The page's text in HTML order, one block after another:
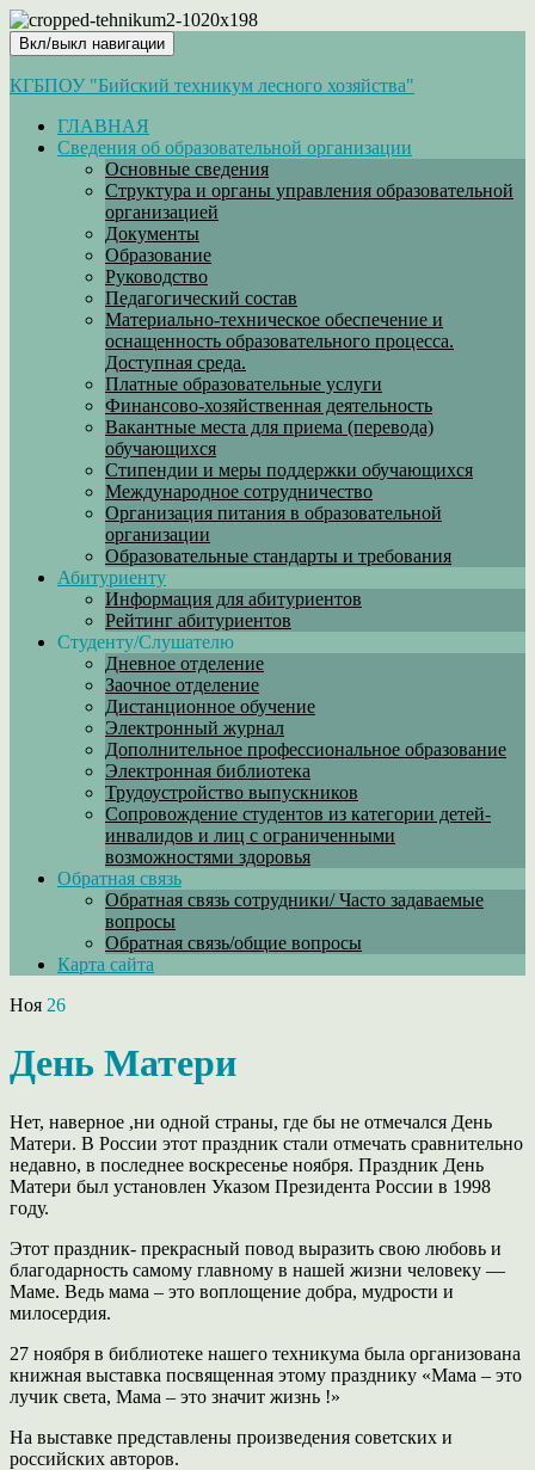
Вкл/выкл навигации
КГБПОУ "Бийский техникум лесного хозяйства"
ГЛАВНАЯ
Сведения об образовательной организации
Основные сведения
Структура и органы управления образовательной
организацией
Документы
Образование
Руководство
Педагогический состав
Материально-техническое обеспечение и
оснащенность образовательного процесса.
Доступная среда.
Платные образовательные услуги
Финансово-хозяйственная деятельность
Вакантные места для приема (перевода)
обучающихся
Стипендии и меры поддержки обучающихся
Международное сотрудничество
Организация питания в образовательной
организации
Образовательные стандарты и требования
Абитуриенту
Информация для абитуриентов
Рейтинг абитуриентов
Студенту/Слушателю
Дневное отделение
Заочное отделение
Дистанционное обучение
Электронный журнал
Дополнительное профессиональное образование
Электронная библиотека
Трудоустройство выпускников
Сопровождение студентов из категории детей-
инвалидов и лиц с ограниченными
возможностями здоровья
Обратная связь
Обратная связь сотрудники/ Часто задаваемые
вопросы
Обратная связь/общие вопросы
Карта сайта
Ноя 26
День Матери
Нет, наверное ,ни одной страны, где бы не отмечался День
Матери. В России этот праздник стали отмечать сравнительно
недавно, в последнее воскресенье ноября. Праздник День
Матери был установлен Указом Президента России в 1998
году.
Этот праздник- прекрасный повод выразить свою любовь и
благодарность самому главному в нашей жизни человеку —
Маме. Ведь мама – это воплощение добра, мудрости и
милосердия.
27 ноября в библиотеке нашего техникума была организована
книжная выставка посвященная этому празднику «Мама – это
лучик света, Мама – это значит жизнь !»
На выставке представлены произведения советских и
российских авторов.